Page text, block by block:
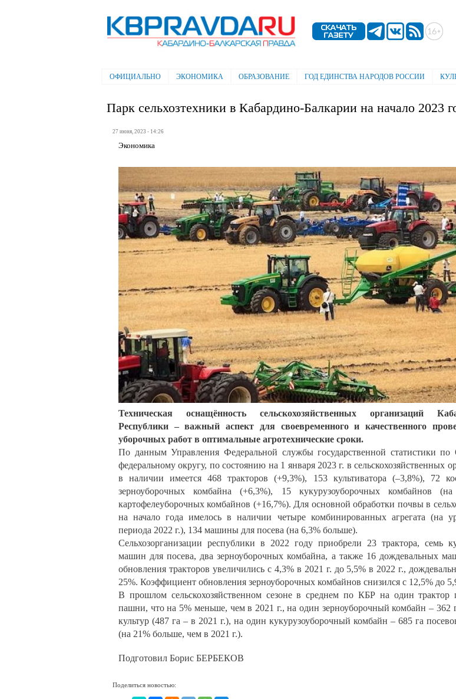
содержанию
Электронная газета "Кабардино-
Балкарская правда"
Главное меню
ОФИЦИАЛЬНО ЭКОНОМИКА ОБРАЗОВАНИЕ ГОД ЕДИНСТВА НАРОДОВ РОССИИ
Парк сельхозтехники в Кабардино-Балкарии на начало 2023
27 июня, 2023 - 14:26
Экономика
Техническая оснащённость сельскохозяйственных организаций
Республики – важный аспект для своевременного и качественного
уборочных работ в оптимальные агротехнические сроки.
По данным Управления Федеральной службы государственной статистики по
федеральному округу, по состоянию на 1 января 2023 г. в сельскохозяйственных
в наличии имеется 468 тракторов (+9,3%), 153 культиватора (–3,8%), 72
зерноуборочных комбайна (+6,3%), 15 кукурузоуборочных комбайнов
картофелеуборочных комбайнов (+16,7%). Для основной обработки почвы в
на начало года имелось в наличии четыре комбинированных агрегата (на
периода 2022 г.), 134 машины для посева (на 6,3% больше).
Сельхозорганизации республики в 2022 году приобрели 23 трактора, семь
машин для посева, два зерноуборочных комбайна, а также 16 дождевальных
обновления тракторов увеличились с 4,3% в 2021 г. до 5,5% в 2022 г.,
25%. Коэффициент обновления зерноуборочных комбайнов снизился с 12,5% до
В прошлом сельскохозяйственном сезоне в среднем по КБР на один трактор
пашни, что на 5% меньше, чем в 2021 г., на один зерноуборочный комбайн – 362
культур (487 га – в 2021 г.), на один кукурузоуборочный комбайн – 685 га
(на 21% больше, чем в 2021 г.).
Подготовил Борис БЕРБЕКОВ
Поделиться новостью: